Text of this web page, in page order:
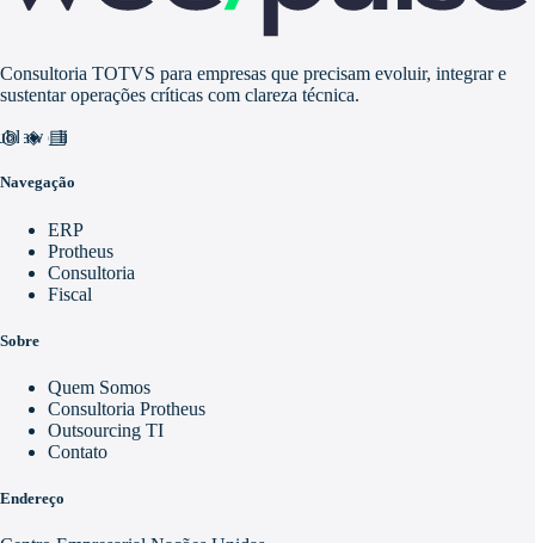
Consultoria TOTVS para empresas que precisam evoluir, integrar e
sustentar operações críticas com clareza técnica.
video_library
Navegação
ERP
Protheus
Consultoria
Fiscal
Sobre
Quem Somos
Consultoria Protheus
Outsourcing TI
Contato
Endereço